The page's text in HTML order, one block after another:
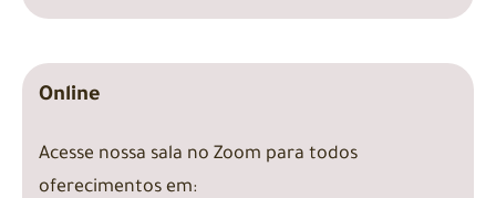
Online
Acesse nossa sala no Zoom para todos
oferecimentos em: